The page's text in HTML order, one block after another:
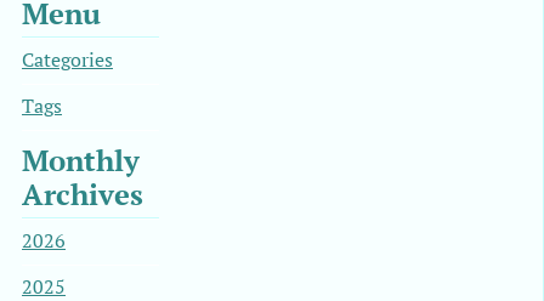
Menu
Categories
Tags
Monthly
Archives
2026
2025